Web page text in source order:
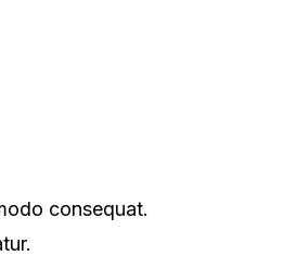
consequat.